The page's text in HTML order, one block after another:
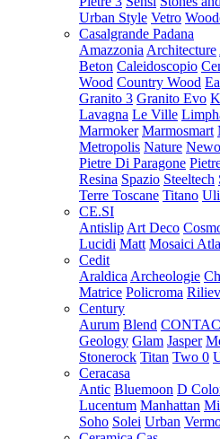
Urban Style Vetro
Casalgrande Padana
Amazzonia Architecture
Beton Caleidoscopio
Wood Country Wood
Granito 3 Granito Evo
Lavagna Le Ville
Marmoker Marmosmart
Metropolis Nature
Pietre Di Paragone
Resina Spazio Steeltech
Terre Toscane Titano
CE.SI
Antislip Art Deco
Lucidi Matt Mosaici
Cedit
Araldica Archeologie
Matrice Policroma
Century
Aurum Blend
Geology Glam Jasper
Stonerock Titan Two 0
Ceracasa
Antic Bluemoon D
Lucentum Manhattan
Soho Solei Urban